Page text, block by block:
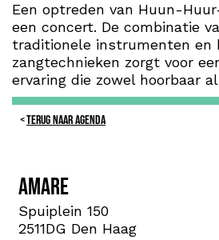
Een optreden van Huun-
een concert. De combinatie
traditionele instrumenten en
zangtechnieken zorgt voor
ervaring die zowel hoorbaar
TERUG NAAR AGENDA
Amare
Spuiplein 150
2511DG Den Haag